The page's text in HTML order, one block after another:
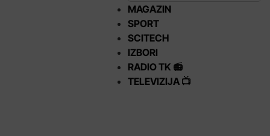
MAGAZIN
SPORT
SCITECH
IZBORI
RADIO TK 📻
TELEVIZIJA 📺